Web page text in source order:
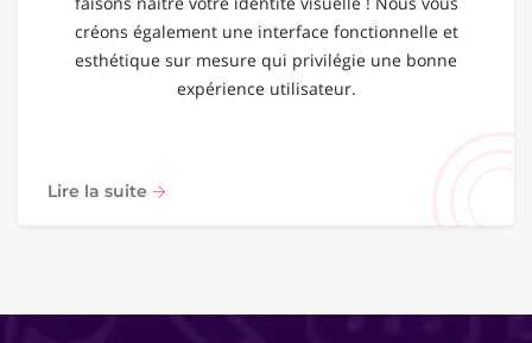
créons également une interface fonctionnelle et
esthétique sur mesure qui privilégie une bonne
expérience utilisateur.
Lire la suite